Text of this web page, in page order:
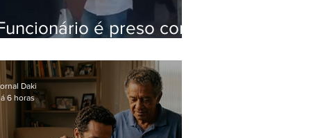
é preso com
Hospital do Andaraí
Daki
6 horas